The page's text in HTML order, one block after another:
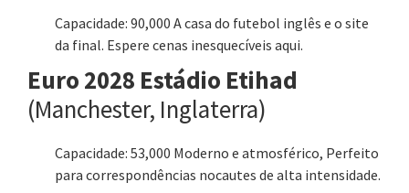
Capacidade: 90,000 A casa do futebol inglês e o site
da final. Espere cenas inesquecíveis aqui.
Euro 2028 Estádio Etihad
(Manchester, Inglaterra)
Capacidade: 53,000 Moderno e atmosférico, Perfeito
para correspondências nocautes de alta intensidade.